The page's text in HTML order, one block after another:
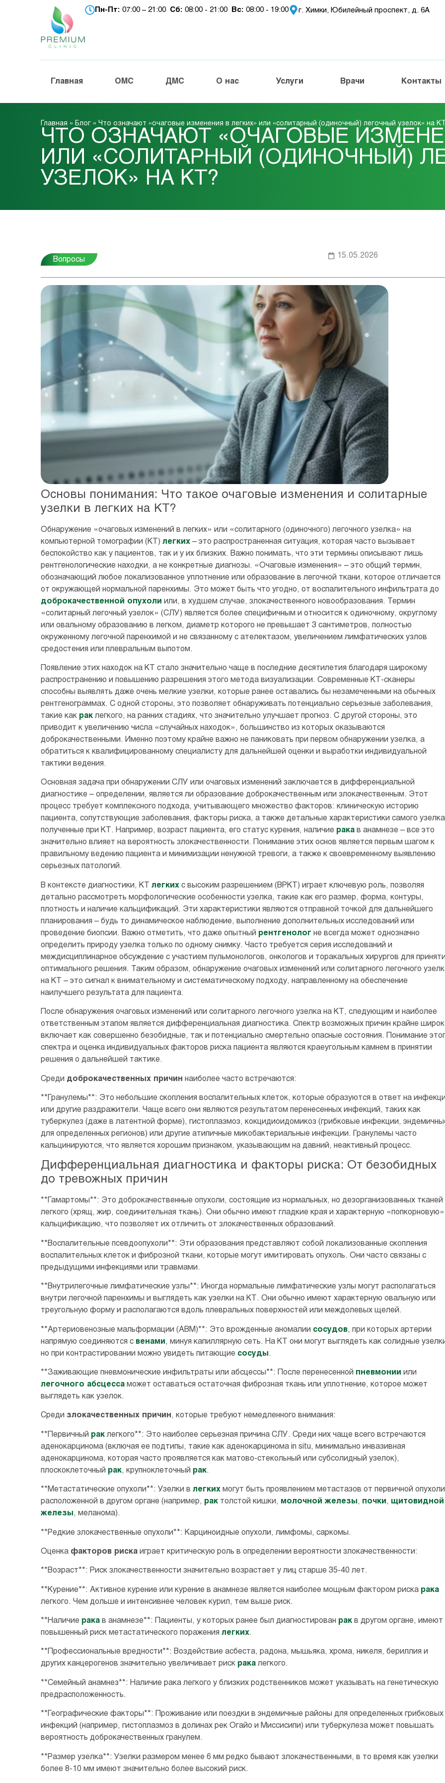
Пн-Пт: 07:00 – 21:00 Сб: 08:00 - 21:00 Вc: 08:00 - 19:00 г. Химки, Юбилейный проспект, д. 6А
Главная ОМС ДМС О нас Услуги Врачи Контакты
Главная » Блог » Что означают «очаговые изменения в легких» или «солитарный (одиночный) легочный узелок» на
ЧТО ОЗНАЧАЮТ «ОЧАГОВЫЕ
ИЛИ «СОЛИТАРНЫЙ (ОДИНОЧНЫЙ)
УЗЕЛОК» НА КТ?
Вопросы
15.05.2026
Основы понимания: Что такое очаговые изменения и солитарные
узелки в легких на КТ?
Обнаружение «очаговых изменений в легких» или «солитарного (одиночного) легочного узелка» на
компьютерной томографии (КТ) легких – это распространенная ситуация, которая часто вызывает
беспокойство как у пациентов, так и у их близких. Важно понимать, что эти термины описывают лишь
рентгенологические находки, а не конкретные диагнозы. «Очаговые изменения» – это общий термин,
обозначающий любое локализованное уплотнение или образование в легочной ткани, которое отличается
от окружающей нормальной паренхимы. Это может быть что угодно, от воспалительного инфильтрата до
доброкачественной опухоли или, в худшем случае, злокачественного новообразования. Термин
«солитарный легочный узелок» (СЛУ) является более специфичным и относится к одиночному, округлому
или овальному образованию в легком, диаметр которого не превышает 3 сантиметров, полностью
окруженному легочной паренхимой и не связанному с ателектазом, увеличением лимфатических узлов
средостения или плевральным выпотом.
Появление этих находок на КТ стало значительно чаще в последние десятилетия благодаря широкому
распространению и повышению разрешения этого метода визуализации. Современные КТ-сканеры
способны выявлять даже очень мелкие узелки, которые ранее оставались бы незамеченными на обычных
рентгенограммах. С одной стороны, это позволяет обнаруживать потенциально серьезные заболевания,
такие как рак легкого, на ранних стадиях, что значительно улучшает прогноз. С другой стороны, это
приводит к увеличению числа «случайных находок», большинство из которых оказываются
доброкачественными. Именно поэтому крайне важно не паниковать при первом обнаружении узелка, а
обратиться к квалифицированному специалисту для дальнейшей оценки и выработки индивидуальной
тактики ведения.
Основная задача при обнаружении СЛУ или очаговых изменений заключается в дифференциальной
диагностике – определении, является ли образование доброкачественным или злокачественным. Этот
процесс требует комплексного подхода, учитывающего множество факторов: клиническую историю
пациента, сопутствующие заболевания, факторы риска, а также детальные характеристики самого
полученные при КТ. Например, возраст пациента, его статус курения, наличие рака в анамнезе – все это
значительно влияет на вероятность злокачественности. Понимание этих основ является первым шагом к
правильному ведению пациента и минимизации ненужной тревоги, а также к своевременному выявлению
серьезных патологий.
В контексте диагностики, КТ легких с высоким разрешением (ВРКТ) играет ключевую роль, позволяя
детально рассмотреть морфологические особенности узелка, такие как его размер, форма, контуры,
плотность и наличие кальцификаций. Эти характеристики являются отправной точкой для дальнейшего
планирования – будь то динамическое наблюдение, выполнение дополнительных исследований или
проведение биопсии. Важно отметить, что даже опытный рентгенолог не всегда может однозначно
определить природу узелка только по одному снимку. Часто требуется серия исследований и
междисциплинарное обсуждение с участием пульмонологов, онкологов и торакальных хирургов для
оптимального решения. Таким образом, обнаружение очаговых изменений или солитарного легочного
на КТ – это сигнал к внимательному и систематическому подходу, направленному на обеспечение
наилучшего результата для пациента.
После обнаружения очаговых изменений или солитарного легочного узелка на КТ, следующим и наиболее
ответственным этапом является дифференциальная диагностика. Спектр возможных причин крайне
включает как совершенно безобидные, так и потенциально смертельно опасные состояния. Понимание
спектра и оценка индивидуальных факторов риска пациента являются краеугольным камнем в принятии
решения о дальнейшей тактике.
Среди доброкачественных причин наиболее часто встречаются:
**Гранулемы**: Это небольшие скопления воспалительных клеток, которые образуются в ответ на
или другие раздражители. Чаще всего они являются результатом перенесенных инфекций, таких как
туберкулез (даже в латентной форме), гистоплазмоз, кокцидиоидомикоз (грибковые инфекции,
для определенных регионов) или другие атипичные микобактериальные инфекции. Гранулемы часто
кальцинируются, что является хорошим признаком, указывающим на давний, неактивный процесс.
Дифференциальная диагностика и факторы риска: От безобидных
до тревожных причин
**Гамартомы**: Это доброкачественные опухоли, состоящие из нормальных, но дезорганизованных тканей
легкого (хрящ, жир, соединительная ткань). Они обычно имеют гладкие края и характерную «попкорновую»
кальцификацию, что позволяет их отличить от злокачественных образований.
**Воспалительные псевдоопухоли**: Эти образования представляют собой локализованные скопления
воспалительных клеток и фиброзной ткани, которые могут имитировать опухоль. Они часто связаны с
предыдущими инфекциями или травмами.
**Внутрилегочные лимфатические узлы**: Иногда нормальные лимфатические узлы могут располагаться
внутри легочной паренхимы и выглядеть как узелки на КТ. Они обычно имеют характерную овальную или
треугольную форму и располагаются вдоль плевральных поверхностей или междолевых щелей.
**Артериовенозные мальформации (АВМ)**: Это врожденные аномалии сосудов, при которых артерии
напрямую соединяются с венами , минуя капиллярную сеть. На КТ они могут выглядеть как солидные
но при контрастировании можно увидеть питающие сосуды .
**Заживающие пневмонические инфильтраты или абсцессы**: После перенесенной пневмонии или
легочного абсцесса может оставаться остаточная фиброзная ткань или уплотнение, которое может
выглядеть как узелок.
Среди злокачественных причин, которые требуют немедленного внимания:
**Первичный рак легкого**: Это наиболее серьезная причина СЛУ. Среди них чаще всего встречаются
аденокарцинома (включая ее подтипы, такие как аденокарцинома in situ, минимально инвазивная
аденокарцинома, которая часто проявляется как матово-стекольный или субсолидный узелок),
плоскоклеточный рак, крупноклеточный рак.
**Метастатические опухоли**: Узелки в легких могут быть проявлением метастазов от первичной
расположенной в другом органе (например, рак толстой кишки, молочной железы, почки, щитовидной
железы, меланома).
**Редкие злокачественные опухоли**: Карциноидные опухоли, лимфомы, саркомы.
Оценка факторов риска играет критическую роль в определении вероятности злокачественности:
**Возраст**: Риск злокачественности значительно возрастает у лиц старше 35-40 лет.
**Курение**: Активное курение или курение в анамнезе является наиболее мощным фактором риска рака
легкого. Чем дольше и интенсивнее человек курил, тем выше риск.
**Наличие рака в анамнезе**: Пациенты, у которых ранее был диагностирован рак в другом органе, имеют
повышенный риск метастатического поражения легких.
**Профессиональные вредности**: Воздействие асбеста, радона, мышьяка, хрома, никеля, бериллия и
других канцерогенов значительно увеличивает риск рака легкого.
**Семейный анамнез**: Наличие рака легкого у близких родственников может указывать на генетическую
предрасположенность.
**Географические факторы**: Проживание или поездки в эндемичные районы для определенных грибковых
инфекций (например, гистоплазмоз в долинах рек Огайо и Миссисипи) или туберкулеза может повышать
вероятность доброкачественных гранулем.
**Размер узелка**: Узелки размером менее 6 мм редко бывают злокачественными, в то время как узелки
более 8-10 мм имеют значительно более высокий риск.